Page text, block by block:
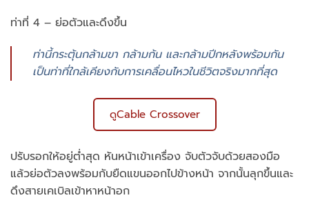
ท่าที่ 4 – ย่อตัวและดึงขึ้น
ท่านี้กระตุ้นกล้ามขา กล้ามก้น และกล้ามปีกหลังพร้อมกัน
เป็นท่าที่ใกล้เคียงกับการเคลื่อนไหวในชีวิตจริงมากที่สุด
ดูCable Crossover
ปรับรอกให้อยู่ต่ำสุด หันหน้าเข้าเครื่อง จับตัวจับด้วยสองมือ
แล้วย่อตัวลงพร้อมกับยืดแขนออกไปข้างหน้า จากนั้นลุกขึ้นและ
ดึงสายเคเบิลเข้าหาหน้าอก